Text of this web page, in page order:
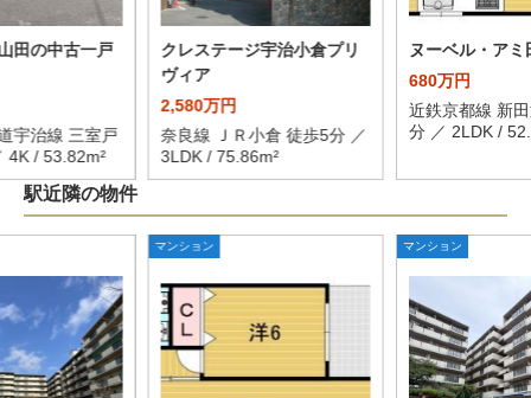
田の中古一戸
宇治線 三室戸
4K / 53.82m²
クレステージ宇治小倉プリ
ヴィア
2,580万円
奈良線 ＪＲ小倉 徒歩5分 ／
3LDK / 75.86m²
ヌーベル・アミ
680万円
近鉄京都線 新
分 ／ 2LDK /
駅近隣の物件
マンション マンション